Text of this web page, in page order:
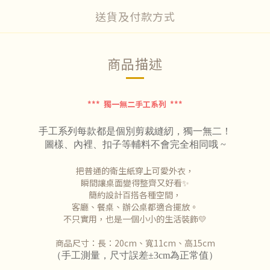
送貨及付款方式
商品描述
*** 獨一無二手工系列 ***
手工系列每款都是個別剪裁縫紉， 獨一無二！
圖樣、內裡、扣子等輔料不會完全相同哦 ~
把普通的衛生紙穿上可愛外衣，
瞬間讓桌面變得整齊又好看✨
簡約設計百搭各種空間，
客廳、餐桌、辦公桌都適合擺放。
不只實用，也是一個小小的生活裝飾💛
商品尺寸：長：20cm、寬11cm、高15cm
（手工測量，尺寸誤差±3cm為正常值）